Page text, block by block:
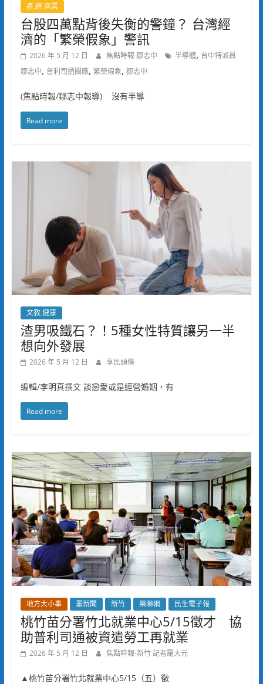
產.經.商業
台股四萬點背後失衡的警鐘？ 台灣經
濟的「繁榮假象」警訊
2026 年 5 月 12 日 焦點時報 鄒志中 半導體, 台中特派員
鄒志中, 普利司通關廠, 繁榮假象, 鄒志中
(焦點時報/鄒志中報導) 沒有半導
Read more
文教.健康
渣男吸鐵石？！5種女性特質讓另一半
想向外發展
2026 年 5 月 12 日 享民頭條
編輯/李明真撰文 談戀愛或是經營婚姻，有
Read more
地方大小事 墨新聞 新竹 樂聯網 民生電子報
桃竹苗分署竹北就業中心5/15徵才 協
助普利司通被資遣勞工再就業
2026 年 5 月 12 日 焦點時報-新竹 記者羅大元
▲桃竹苗分署竹北就業中心5/15（五）徵